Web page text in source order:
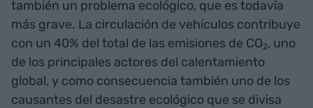
también un problema ecológico, que es todavía
más grave. La circulación de vehículos contribuye
con un 40% del total de las emisiones de CO2, uno
de los principales actores del calentamiento
global, y como consecuencia también uno de los
causantes del desastre ecológico que se divisa